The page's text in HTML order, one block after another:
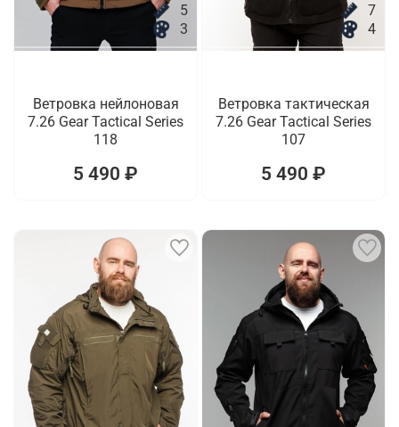
5
3
Ветровка нейлоновая
7.26 Gear Tactical Series
118
5 490 ₽
7
4
Ветровка тактическая
7.26 Gear Tactical Series
107
5 490 ₽